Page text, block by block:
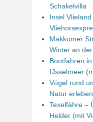
Schakelvilla
Insel
Makkumer
Winter an
Bootfahren
IJsselmeer
Vögel rund
Natur
Texelfähre –
Helder (mit